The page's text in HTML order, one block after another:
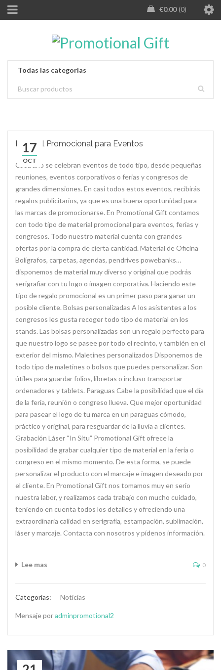
0.00
€ 0
17
OCT
Material Promocional para Eventos
Cada año se celebran eventos de todo tipo, desde pequeñas
reuniones, eventos corporativos o ferias y congresos de
grandes dimensiones. En casi todos estos eventos, recibirás
regalos publicitarios, ya que es una buena oportunidad para
las marcas de promocionarse. En Promotional Gift contamos
con todo tipo de material promocional para eventos, ferias y
congresos. Todo nuestro material cuenta con grandes
ofertas por la compra de cierta cantidad. Material de Oficina
Bolígrafos, carpetas, agendas, pendrives powebanks…
disponemos de material muy diverso y original que podrás
serigrafiar con tu logo o imagen corporativa. Haciendo este
tipo de regalo promocional es un primer paso para ganar un
posible cliente. Bolsas personalizadas A los asistentes a los
congresos les gusta recoger todo tipo de material en los
stands. Las bolsas personalizadas son un regalo perfecto para
que nuestro logo se pasee por todo el recinto, y también en el
exterior del mismo. Maletines personalizados Disponemos de
todo tipo de maletines o bolsos que puedes personalizar. Son
útiles para guardar folios, libretas o incluso transportar
ordenadores y tablets. Paraguas Cabe la posibilidad que el día
de la feria, reunión o congreso llueva. Que mejor oportunidad
para pasear el logo de tu marca en un paraguas cómodo,
práctico y original, para resguardar de la lluvia a clientes.
Grabación Láser “In Situ” Promotional Gift ofrece la
posibilidad de grabar cualquier tipo de material en la feria o
congreso en el mismo momento. De esta forma, se puede
personalizar el producto con el marcaje e imagen deseado por
el cliente. En Promotional Gift nos tomamos muy en serio
nuestra labor, y realizamos cada trabajo con mucho cuidado,
teniendo en cuenta todos los detalles y ofreciendo una
extraordinaria calidad en serigrafía, estampación, sublimación,
láser y marcaje. Contacta con nosotros y pídenos información.
Lee mas 0
Categorías: Noticias
Mensaje poradminpromotional2